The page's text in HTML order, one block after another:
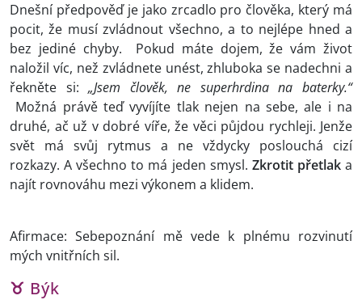
Dnešní předpověď je jako zrcadlo pro člověka, který má
pocit, že musí zvládnout všechno, a to nejlépe hned a
bez jediné chyby. Pokud máte dojem, že vám život
naložil víc, než zvládnete unést, zhluboka se nadechni a
řekněte si:„Jsem člověk, ne superhrdina na baterky.“
Možná právě teď vyvíjíte tlak nejen na sebe, ale i na
druhé, ač už v dobré víře, že věci půjdou rychleji. Jenže
svět má svůj rytmus a ne vždycky poslouchá cizí
rozkazy. A všechno to má jeden smysl. Zkrotit přetlaka
najít rovnováhu mezi výkonem a klidem.
Afirmace: Sebepoznání mě vede k plnému rozvinutí
mých vnitřních sil.
♉ Býk